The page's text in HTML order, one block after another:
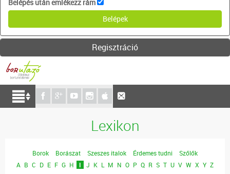
Belépés után emlékezz rám
Regisztráció
Lexikon
Borok Borászat Szeszes italok Érdemes tudni
Szőlők
A B C D E F G H I J K L M N O P Q R S T U V W X Y Z